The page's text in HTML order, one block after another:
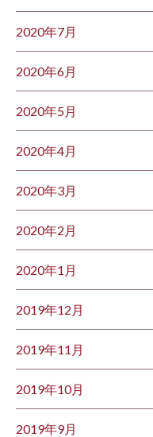
2020年7月
2020年6月
2020年5月
2020年4月
2020年3月
2020年2月
2020年1月
2019年12月
2019年11月
2019年10月
2019年9月